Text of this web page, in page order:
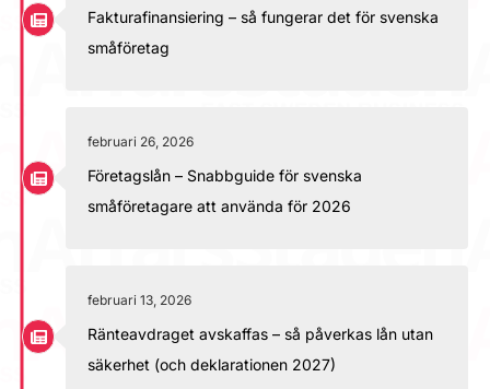
Fakturafinansiering – så fungerar det för svenska
småföretag
februari 26, 2026
Företagslån – Snabbguide för svenska
småföretagare att använda för 2026
februari 13, 2026
Ränteavdraget avskaffas – så påverkas lån utan
säkerhet (och deklarationen 2027)